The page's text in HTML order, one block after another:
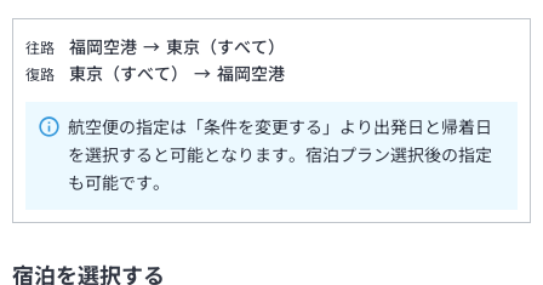
往路 福岡空港 → 東京（すべて）
復路 東京（すべて） → 福岡空港
航空便の指定は「条件を変更する」より出発日と帰着日
を選択すると可能となります。宿泊プラン選択後の指定
も可能です。
宿泊を選択する